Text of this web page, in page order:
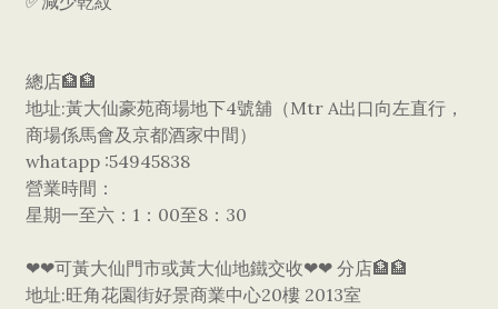
總店🏦🏦
地址:黃大仙豪苑商場地下4號舖（Mtr A出口向左直行，
商場係馬會及京都酒家中間）
whatapp :54945838
營業時間：
星期一至六：1：00至8：30
❤❤可黃大仙門市或黃大仙地鐵交收❤❤ 分店🏦🏦
地址:旺角花園街好景商業中心20樓 2013室